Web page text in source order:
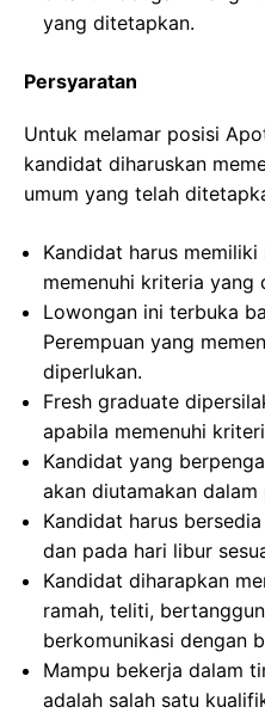
yang ditetapkan.
Persyaratan
Untuk melamar posisi
kandidat diharuskan
umum yang telah
Kandidat harus
memenuhi kriteria yang
Lowongan ini terbuka
Perempuan yang
diperlukan.
Fresh graduate
apabila memenuhi
Kandidat yang
akan diutamakan
Kandidat harus
dan pada hari libur
Kandidat diharapkan
ramah, teliti,
berkomunikasi dengan
Mampu bekerja dalam
adalah salah satu